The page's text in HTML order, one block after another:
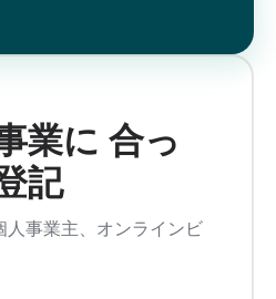
業に 合っ
記
人事業主、オンラインビ